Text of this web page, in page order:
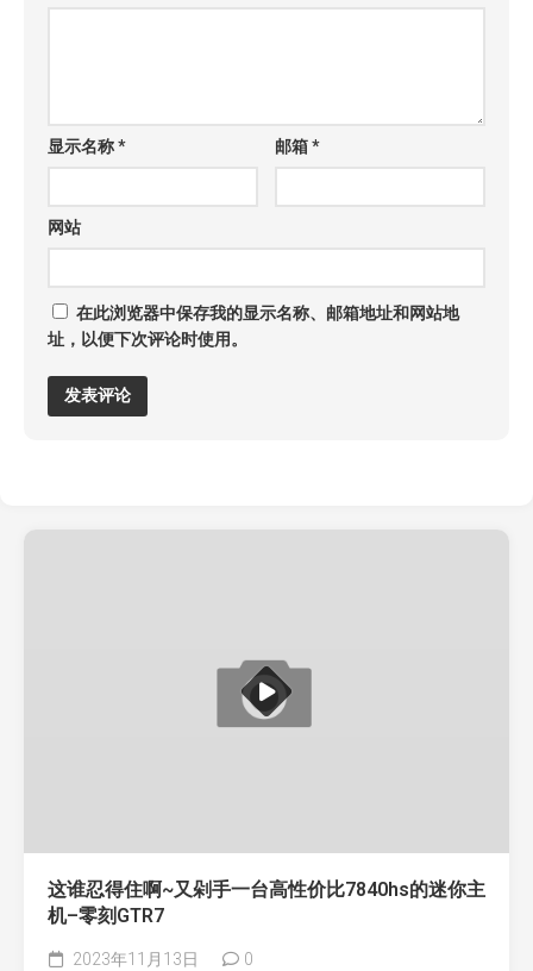
显示名称* 邮箱*
网站
在此浏览器中保存我的显示名称、邮箱地址和网站地
址，以便下次评论时使用。
这谁忍得住啊~又剁手一台高性价比7840hs的迷你主
机–零刻GTR7
2023年11月13日 0